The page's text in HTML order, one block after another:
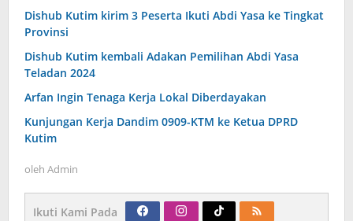
Dishub Kutim kirim 3 Peserta Ikuti Abdi Yasa ke Tingkat
Provinsi
Dishub Kutim kembali Adakan Pemilihan Abdi Yasa
Teladan 2024
Arfan Ingin Tenaga Kerja Lokal Diberdayakan
Kunjungan Kerja Dandim 0909-KTM ke Ketua DPRD
Kutim
oleh Admin
Ikuti Kami Pada